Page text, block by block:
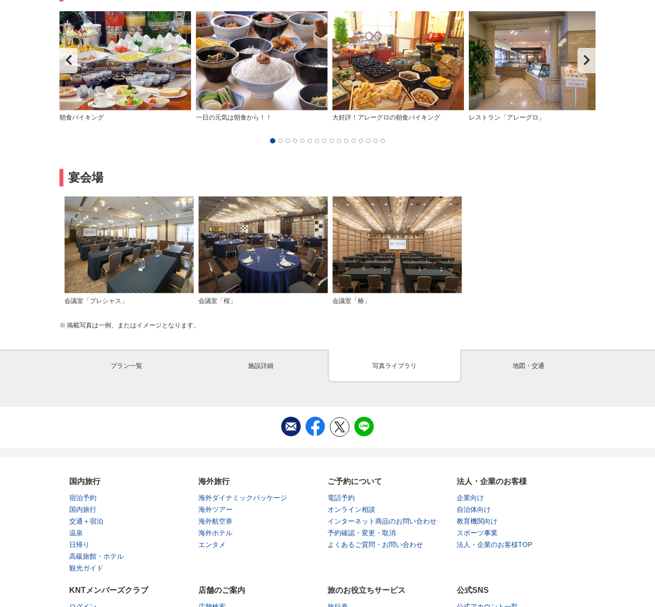
朝食バイキング 一日の元気は朝食から！！ 大好評！アレーグロの朝食バイキング レストラン「アレーグロ」
宴会場
会議室「プレシャス」 会議室「桜」 会議室「椿」
掲載写真は一例、またはイメージとなります。
プラン一覧 施設詳細 写真ライブラリ 地図・交通
国内旅行
宿泊予約
国内旅行
交通＋宿泊
温泉
日帰り
高級旅館・ホテル
観光ガイド
海外旅行
海外ダイナミックパッケージ
海外ツアー
海外航空券
海外ホテル
エンタメ
ご予約について
電話予約
オンライン相談
インターネット商品のお問い合わせ
予約確認・変更・取消
よくあるご質問・お問い合わせ
法人・企業のお客様
企業向け
自治体向け
教育機関向け
スポーツ事業
法人・企業のお客様TOP
KNTメンバーズクラブ 店舗のご案内 旅のお役立ちサービス 公式SNS